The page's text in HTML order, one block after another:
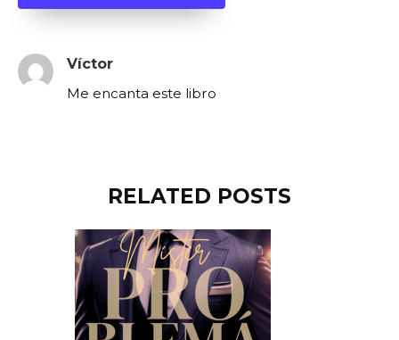
Víctor
Me encanta este libro
RELATED POSTS